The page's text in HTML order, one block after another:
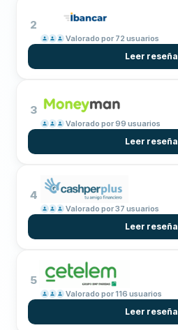
2
Valorado por 72 usuarios
Leer reseña
3
Valorado por 99 usuarios
Leer reseña
4
Valorado por 37 usuarios
Leer reseña
5
Valorado por 116 usuarios
Leer reseña